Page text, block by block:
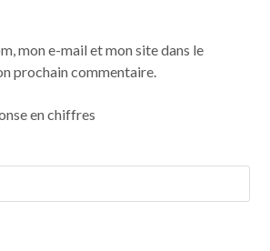
mon e-mail et mon site dans le
prochain commentaire.
en chiffres